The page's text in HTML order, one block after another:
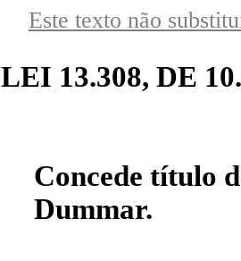
Este texto não
LEI 13.308, DE
Concede título
Dummar.